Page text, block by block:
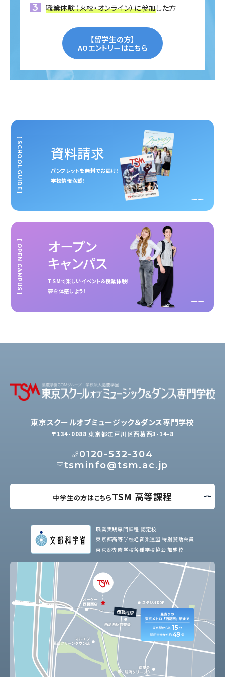
職業体験（来校・オンライン）に参加した方
【留学生の方】
AOエントリーはこちら
資料請求
パンフレットを無料でお届け！
学校情報満載！
[ SCHOOL GUIDE ]
オープン
キャンパス
TSMで楽しいイベント＆授業体験！
夢を体感しよう！
[ OPEN CAMPUS ]
東京スクールオブミュージック＆ダンス専門学校
〒134-0088 東京都江戸川区西葛西3-14-8
0120-532-304
tsminfo@tsm.ac.jp
中学生の方はこちらTSM 高等課程
職業実践専門課程 認定校
東京都高等学校軽音楽連盟 特別賛助会員
東京都専修学校各種学校協会 加盟校